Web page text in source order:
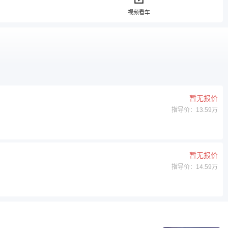
视频看车
暂无报价
指导价：13.59万
暂无报价
指导价：14.59万